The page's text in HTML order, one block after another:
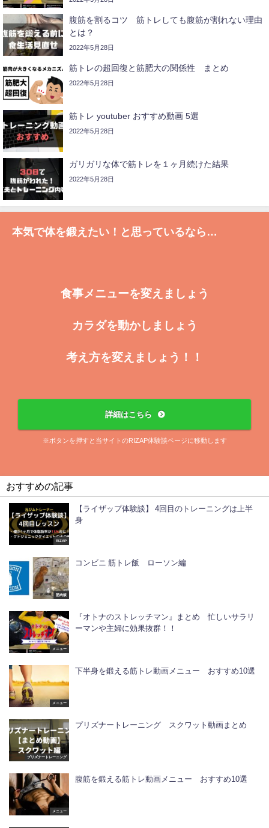
腹筋を割るコツ 筋トレしても腹筋が割れない理由
とは？
2022年5月28日
筋トレの超回復と筋肥大の関係性 まとめ
2022年5月28日
筋トレ youtuber おすすめ動画 5選
2022年5月28日
ガリガリな体で筋トレを１ヶ月続けた結果
2022年5月28日
本気で体を鍛えたい！と思っているなら…
食事メニューを変えましょう
カラダを動かしましょう
考え方を変えましょう！！
詳細はこちら
※ボタンを押すと当サイトのRIZAP体験談ページに移動します
おすすめの記事
RIZAP
【ライザップ体験談】 4回目のトレーニングは上半
身
筋肉飯
コンビニ 筋トレ飯 ローソン編
メニュー
『オトナのストレッチマン』まとめ 忙しいサラリ
ーマンや主婦に効果抜群！！
メニュー
下半身を鍛える筋トレ動画メニュー おすすめ10選
プリズナートレーニング
プリズナートレーニング スクワット動画まとめ
メニュー
腹筋を鍛える筋トレ動画メニュー おすすめ10選